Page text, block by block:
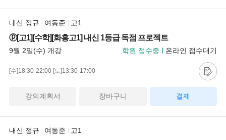
내신 정규 여동준 고1
ⓟ[고1][수학][화홍고1] 내신 1등급 독점 프로젝트
9월 2일(수) 개강 학원 접수중 온라인 접수대기
[수]18:30-22:00 [토]13:30-17:00
강의계획서 장바구니 결제
내신 정규 여동준 고1